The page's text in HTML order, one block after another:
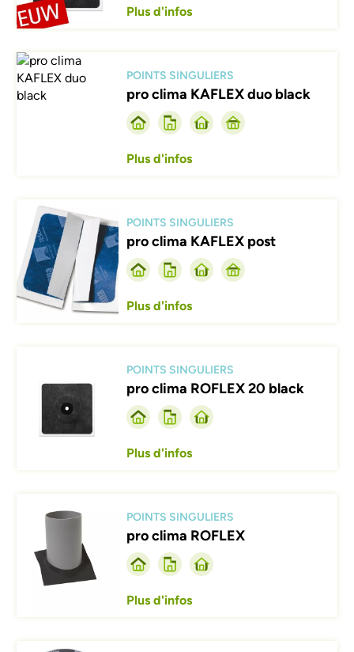
Plus d'infos
Afbeelding
POINTS SINGULIERS
pro clima KAFLEX duo black
Plus d'infos
Afbeelding
POINTS SINGULIERS
pro clima KAFLEX post
Plus d'infos
POINTS SINGULIERS
pro clima ROFLEX 20 black
Plus d'infos
POINTS SINGULIERS
pro clima ROFLEX
Plus d'infos
Afbeelding